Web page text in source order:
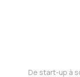
De start-up à